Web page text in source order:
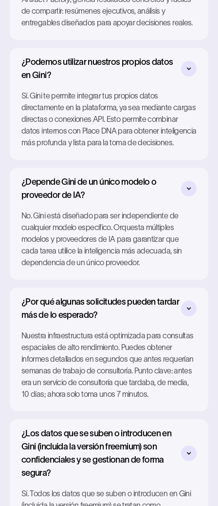
de compartir: resúmenes ejecutivos, análisis y
entregables diseñados para apoyar decisiones reales.
¿Podemos utilizar nuestros propios datos
en Gini?
Sí. Gini te permite integrar tus propios datos
directamente en la plataforma, ya sea mediante cargas
directas o conexiones API. Esto permite combinar
datos internos con Place DNA para obtener inteligencia
más profunda y lista para la toma de decisiones.
¿Depende Gini de un único modelo o
proveedor de IA?
No. Gini está diseñado para ser independiente de
cualquier modelo específico. Orquesta múltiples
modelos y proveedores de IA para garantizar que
cada tarea utilice la inteligencia más adecuada, sin
dependencia de un único proveedor.
¿Por qué algunas solicitudes pueden tardar
más de lo esperado?
Nuestra infraestructura está optimizada para consultas
espaciales de alto rendimiento. Puedes obtener
informes detallados en segundos que antes requerían
semanas de trabajo de consultoría. Punto clave: antes
era un servicio de consultoría que tardaba, de media,
10 días; ahora solo toma unos 7 minutos.
¿Los datos que se suben o introducen en
Gini (incluida la versión freemium) son
confidenciales y se gestionan de forma
segura?
Sí. Todos los datos que se suben o introducen en Gini